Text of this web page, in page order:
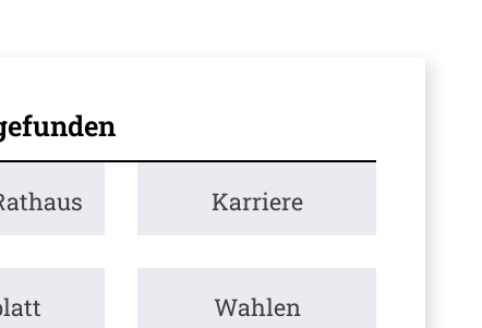
Karriere
Wahlen